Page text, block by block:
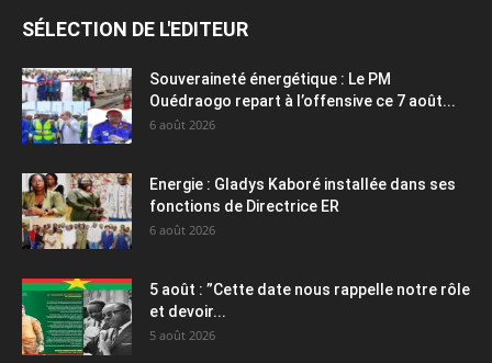
SÉLECTION DE L'EDITEUR
Souveraineté énergétique : Le PM
Ouédraogo repart à l’offensive ce 7 août...
6 août 2026
Energie : Gladys Kaboré installée dans ses
fonctions de Directrice ER
6 août 2026
5 août : ”Cette date nous rappelle notre rôle
et devoir...
5 août 2026